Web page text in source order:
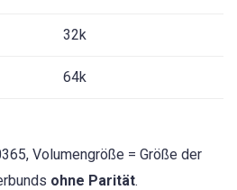
32k
64k
Volumengröße = Größe der
ohne Parität.